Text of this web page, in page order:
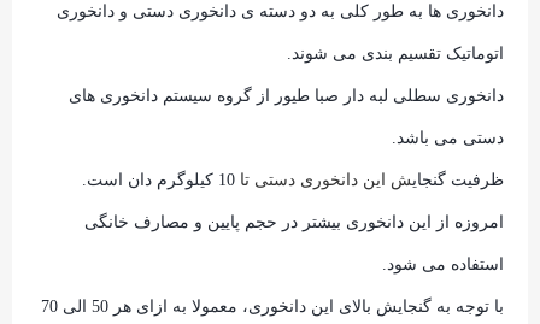
دانخوری ها به طور کلی به دو دسته ی دانخوری دستی و دانخوری
اتوماتیک تقسیم بندی می شوند.
دانخوری سطلی لبه دار صبا طیور از گروه سیستم دانخوری های
دستی می باشد.
ظرفیت گنجایش این دانخوری دستی تا 10 کیلوگرم دان است.
امروزه از این دانخوری بیشتر در حجم پایین و مصارف خانگی
استفاده می شود.
با توجه به گنجایش بالای این دانخوری، معمولا به ازای هر 50 الی 70